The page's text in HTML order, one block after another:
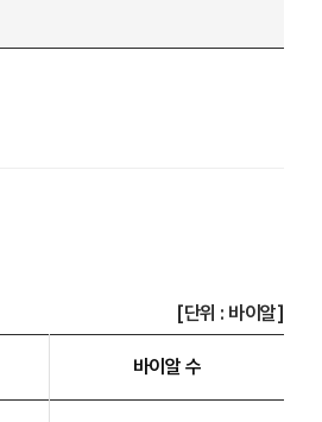
[단위 : 바이알]
바이알 수